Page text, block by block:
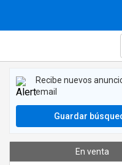
Recibe nuevos
email
Guardar
En venta